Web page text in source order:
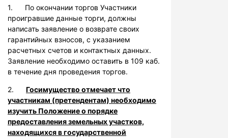
1. По окончании торгов Участники
проигравшие данные торги, должны
написать заявление о возврате своих
гарантийных взносов, с указанием
расчетных счетов и контактных данных.
Заявление необходимо оставить в 109 каб.
в течение дня проведения торгов.
2. Госимущество отмечает что
участникам (претендентам) необходимо
изучить Положение о порядке
предоставления земельных участков,
находящихся в государственной